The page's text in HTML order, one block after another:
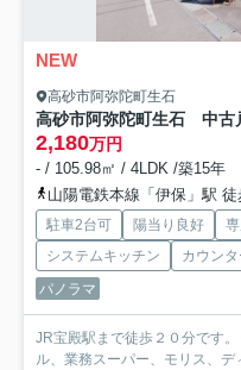
NEW
高砂市阿弥陀町生石
高砂市阿弥陀町生石 中古
2,180万円
- / 105.98㎡ / 4LDK /築15年
山陽電鉄本線「伊保」駅 徒
駐車2台可 陽当り良好
システムキッチン
カウン
パノラマ
JR宝殿駅まで徒歩２０分です
ル、業務スーパー、モリス、